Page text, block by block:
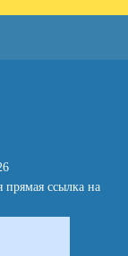
прямая ссылка на